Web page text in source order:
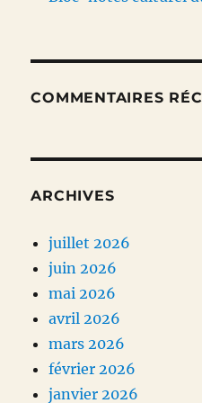
COMMENTAIRES
ARCHIVES
juillet 2026
juin 2026
mai 2026
avril 2026
mars 2026
février 2026
janvier 2026